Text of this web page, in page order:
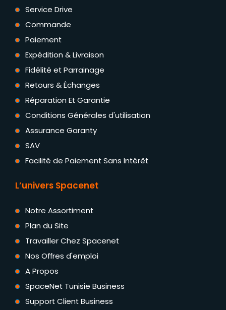
Service Drive
Commande
Paiement
Expédition & Livraison
Fidélité et Parrainage
Retours & Échanges
Réparation Et Garantie
Conditions Générales d'utilisation
Assurance Garanty
SAV
Facilité de Paiement Sans Intérêt
L’univers Spacenet
Notre Assortiment
Plan du Site
Travailler Chez Spacenet
Nos Offres d'emploi
A Propos
SpaceNet Tunisie Business
Support Client Business